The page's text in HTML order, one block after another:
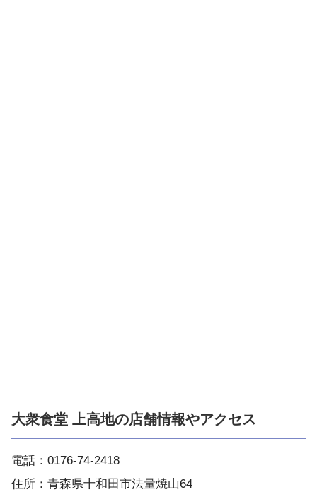
大衆食堂 上高地の店舗情報やアクセス
電話：0176-74-2418
住所：青森県十和田市法量焼山64